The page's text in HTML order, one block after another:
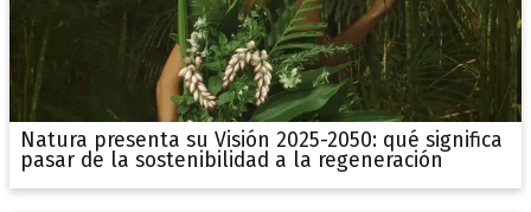
Natura presenta su Visión 2025-2050: qué significa
pasar de la sostenibilidad a la regeneración